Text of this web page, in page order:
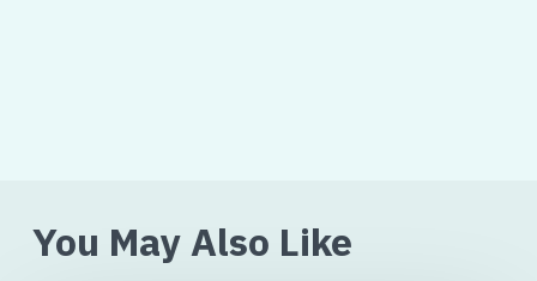
You May Also Like